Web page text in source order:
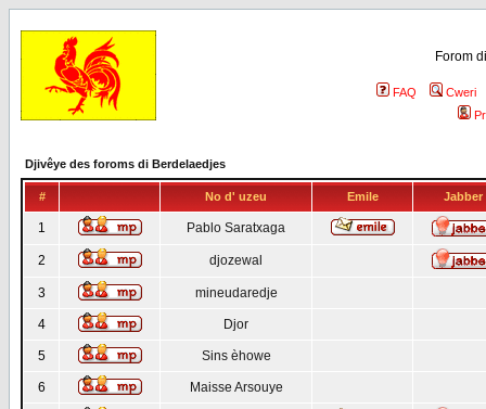
Forom
FAQ
Cweri
Djivêye des foroms di Berdelaedjes
# No d' uzeu Emile Jabber
1 Pablo Saratxaga
2 djozewal
3 mineudaredje
4 Djor
5 Sins èhowe
6 Maisse Arsouye